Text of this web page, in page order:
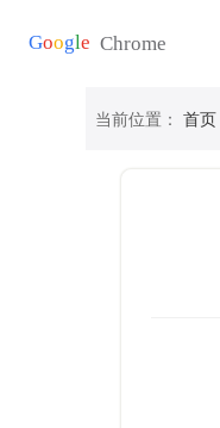
当前位置： 首页